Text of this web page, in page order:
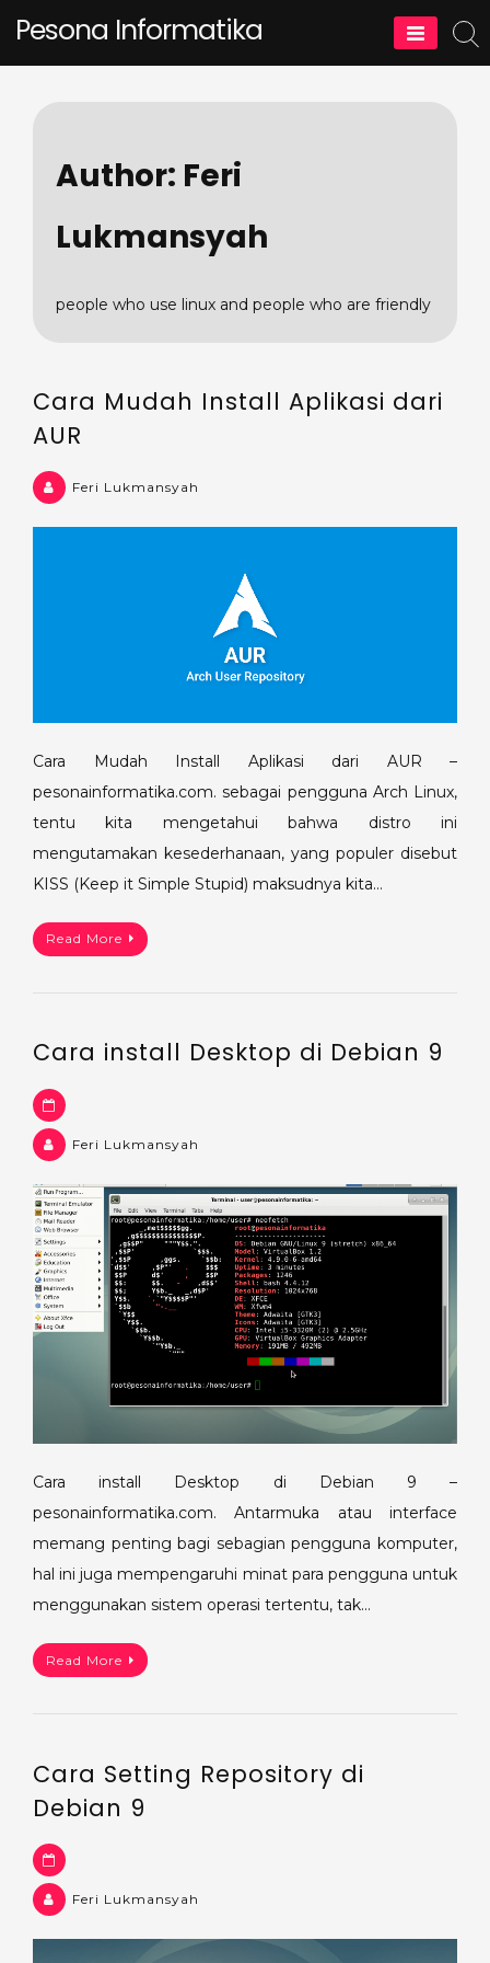
Pesona Informatika
Author: Feri
Lukmansyah
people who use linux and people who are friendly
Cara Mudah Install Aplikasi dari
AUR
Feri Lukmansyah
Cara Mudah Install Aplikasi dari AUR –
pesonainformatika.com. sebagai pengguna Arch Linux,
tentu kita mengetahui bahwa distro ini
mengutamakan kesederhanaan, yang populer disebut
KISS (Keep it Simple Stupid) maksudnya kita…
Read More
Cara install Desktop di Debian 9
Feri Lukmansyah
Cara install Desktop di Debian 9 –
pesonainformatika.com. Antarmuka atau interface
memang penting bagi sebagian pengguna komputer,
hal ini juga mempengaruhi minat para pengguna untuk
menggunakan sistem operasi tertentu, tak…
Read More
Cara Setting Repository di
Debian 9
Feri Lukmansyah